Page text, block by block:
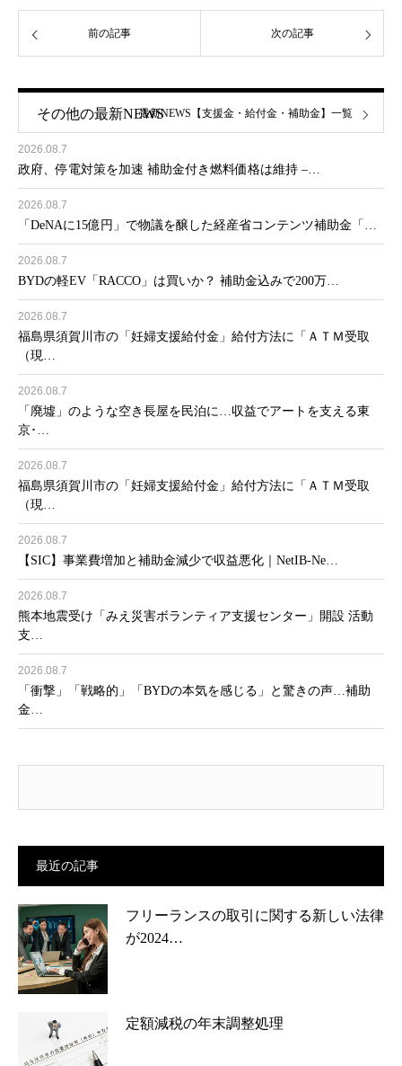
前の記事 次の記事
その他の最新NEWS
2026.08.7
政府、停電対策を加速 補助金付き燃料価格は維持 –…
2026.08.7
「DeNAに15億円」で物議を醸した経産省コンテンツ補助金「…
2026.08.7
BYDの軽EV「RACCO」は買いか？ 補助金込みで200万…
2026.08.7
福島県須賀川市の「妊婦支援給付金」給付方法に「ＡＴＭ受取
（現…
2026.08.7
「廃墟」のような空き長屋を民泊に…収益でアートを支える東
京･…
2026.08.7
福島県須賀川市の「妊婦支援給付金」給付方法に「ＡＴＭ受取
（現…
2026.08.7
【SIC】事業費増加と補助金減少で収益悪化｜NetIB-Ne…
2026.08.7
熊本地震受け「みえ災害ボランティア支援センター」開設 活動
支…
2026.08.7
「衝撃」「戦略的」「BYDの本気を感じる」と驚きの声…補助
金…
最新NEWS【支援金・給付金・補助金】一覧
最近の記事
フリーランスの取引に関する新しい法律
が2024…
定額減税の年末調整処理